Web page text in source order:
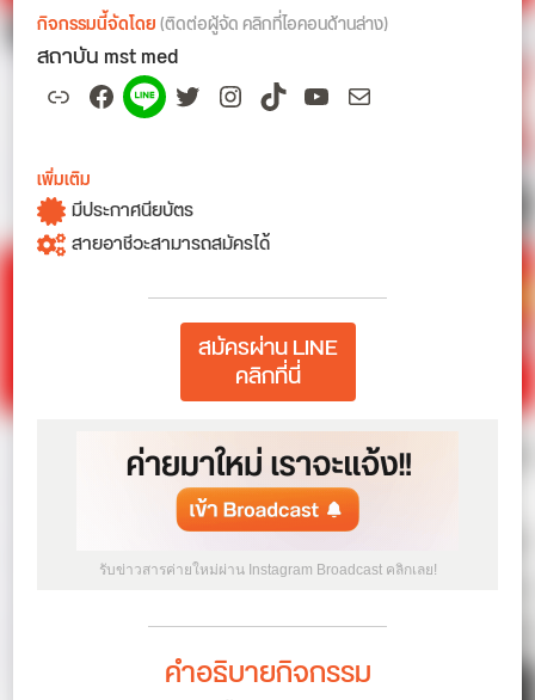
กิจกรรมนี้จัดโดย(ติดต่อผู้จัด คลิกที่ไอคอนด้านล่าง)
สถาบัน mst med
LinkFacebook
SpotifyTwitterInstagram
TikTokYouTube
Mail
เพิ่มเติม
มีประกาศนียบัตร
สายอาชีวะสามารถสมัครได้
สมัครผ่าน LINE
คลิกที่นี่
รับข่าวสารค่ายใหม่ผ่าน Instagram Broadcast คลิกเลย!
คำอธิบายกิจกรรม